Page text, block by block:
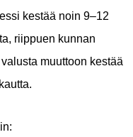
kestää noin 9–12
riippuen kunnan
muuttoon kestää